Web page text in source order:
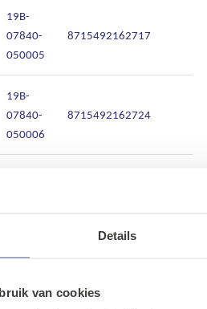
Details
van cookies
19B-
07840-
050005
8715492162717
19B-
07840-
050006
8715492162724
19B-
060010